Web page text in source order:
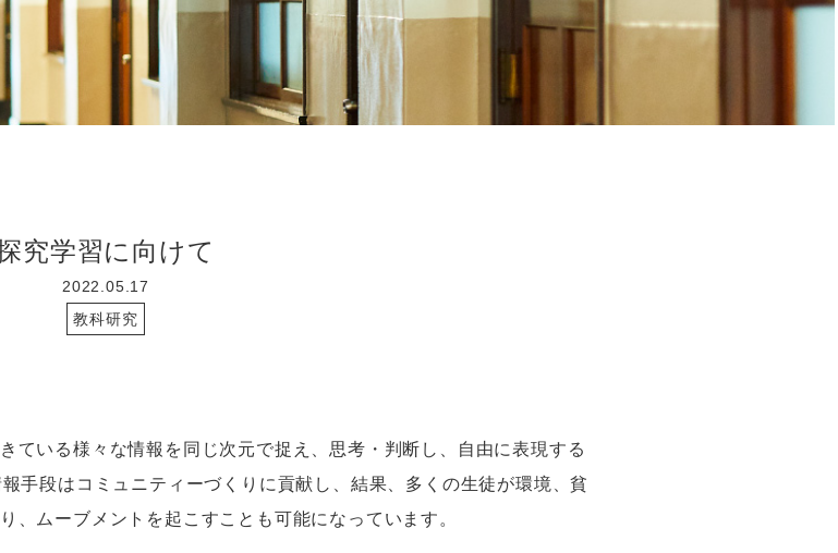
究学習に向けて
2022.05.17
教科研究
いる様々な情報を同じ次元で捉え、思考・判断し、自由に表現する
手段はコミュニティーづくりに貢献し、結果、多くの生徒が環境、貧
、ムーブメントを起こすことも可能になっています。